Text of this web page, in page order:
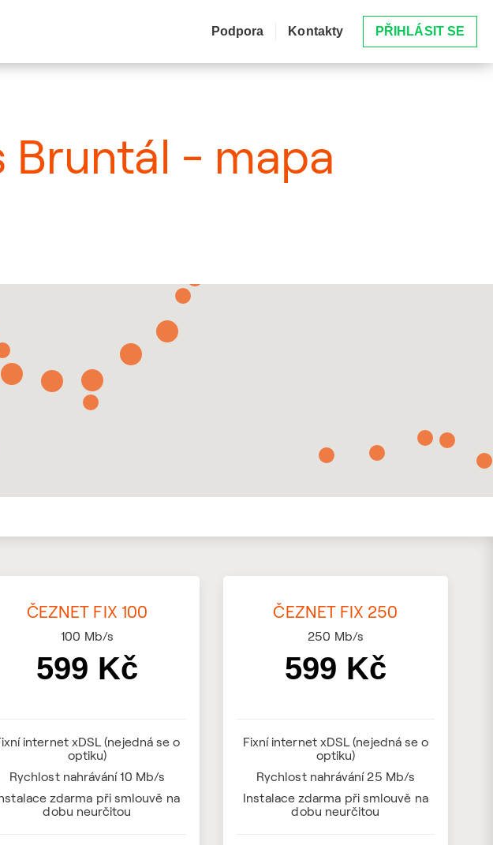
Podpora Kontakty PŘIHLÁSIT SE
Bruntál - mapa
ČEZNET FIX 100
100 Mb/s
599 Kč
internet xDSL (nejedná se o
optiku)
Rychlost nahrávání 10 Mb/s
zdarma při smlouvě na
dobu neurčitou
ČEZNET FIX 250
250 Mb/s
599 Kč
Fixní internet xDSL (nejedná se o
optiku)
Rychlost nahrávání 25 Mb/s
Instalace zdarma při smlouvě na
dobu neurčitou